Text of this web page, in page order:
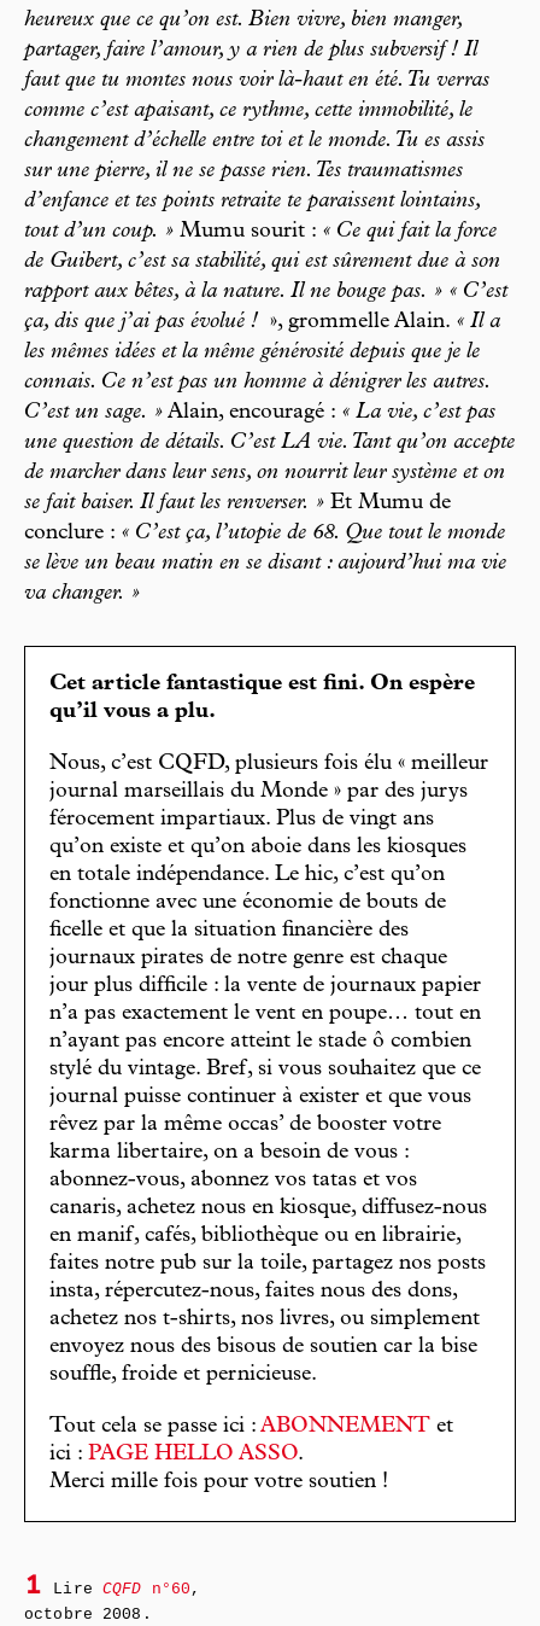
heureux que ce qu’on est. Bien vivre, bien manger,
partager, faire l’amour, y a rien de plus subversif ! Il
faut que tu montes nous voir là-haut en été. Tu verras
comme c’est apaisant, ce rythme, cette immobilité, le
changement d’échelle entre toi et le monde. Tu es assis
sur une pierre, il ne se passe rien. Tes traumatismes
d’enfance et tes points retraite te paraissent lointains,
tout d’un coup. » Mumu sourit : « Ce qui fait la force
de Guibert, c’est sa stabilité, qui est sûrement due à son
rapport aux bêtes, à la nature. Il ne bouge pas. » « C’est
ça, dis que j’ai pas évolué ! », grommelle Alain. « Il a
les mêmes idées et la même générosité depuis que je le
connais. Ce n’est pas un homme à dénigrer les autres.
C’est un sage. » Alain, encouragé : « La vie, c’est pas
une question de détails. C’est LA vie. Tant qu’on accepte
de marcher dans leur sens, on nourrit leur système et on
se fait baiser. Il faut les renverser. » Et Mumu de
conclure : « C’est ça, l’utopie de 68. Que tout le monde
se lève un beau matin en se disant : aujourd’hui ma vie
va changer. »
Cet article fantastique est fini. On espère
qu’il vous a plu.
Nous, c’est CQFD, plusieurs fois élu « meilleur
journal marseillais du Monde » par des jurys
férocement impartiaux. Plus de vingt ans
qu’on existe et qu’on aboie dans les kiosques
en totale indépendance. Le hic, c’est qu’on
fonctionne avec une économie de bouts de
ficelle et que la situation financière des
journaux pirates de notre genre est chaque
jour plus difficile : la vente de journaux papier
n’a pas exactement le vent en poupe… tout en
n’ayant pas encore atteint le stade ô combien
stylé du vintage. Bref, si vous souhaitez que ce
journal puisse continuer à exister et que vous
rêvez par la même occas’ de booster votre
karma libertaire, on a besoin de vous :
abonnez-vous, abonnez vos tatas et vos
canaris, achetez nous en kiosque, diffusez-nous
en manif, cafés, bibliothèque ou en librairie,
faites notre pub sur la toile, partagez nos posts
insta, répercutez-nous, faites nous des dons,
achetez nos t-shirts, nos livres, ou simplement
envoyez nous des bisous de soutien car la bise
souffle, froide et pernicieuse.
Tout cela se passe ici : ABONNEMENT et
ici : PAGE HELLO ASSO.
Merci mille fois pour votre soutien !
1 Lire CQFD n°60 ,
octobre 2008.